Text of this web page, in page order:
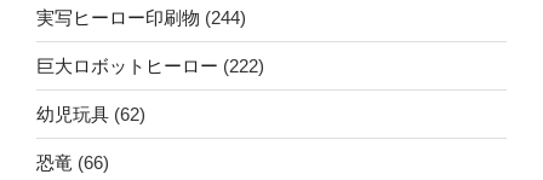
実写ヒーロー印刷物 (244)
巨大ロボットヒーロー (222)
幼児玩具 (62)
恐竜 (66)